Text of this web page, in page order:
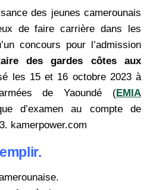
des jeunes camerounais
de faire carrière dans les
concours pour l’admission
des gardes côtes aux
les 15 et 16 octobre 2023 à
de Yaoundé (EMIA
d’examen au compte de
kamerpower.com